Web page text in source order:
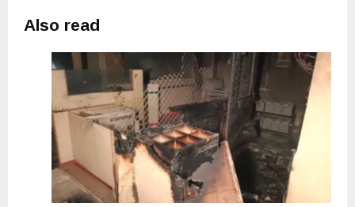
Also read